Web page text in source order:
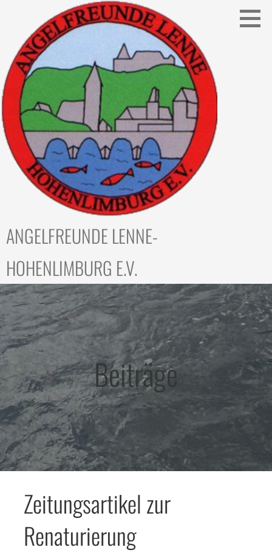
springen
ANGELFREUNDE LENNE-
HOHENLIMBURG E.V.
Beiträge
Zeitungsartikel zur
Renaturierung